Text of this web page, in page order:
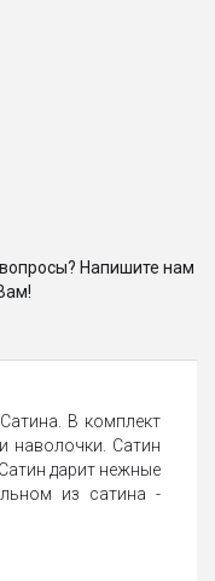
Напишите нам
В комплект
наволочки. Сатин
дарит нежные
из сатина -